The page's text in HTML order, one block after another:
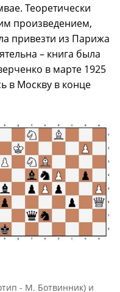
Теоретически
произведением,
привезти из Парижа
– книга была
в марте 1925
в Москву в конце
- М. Ботвинник) и